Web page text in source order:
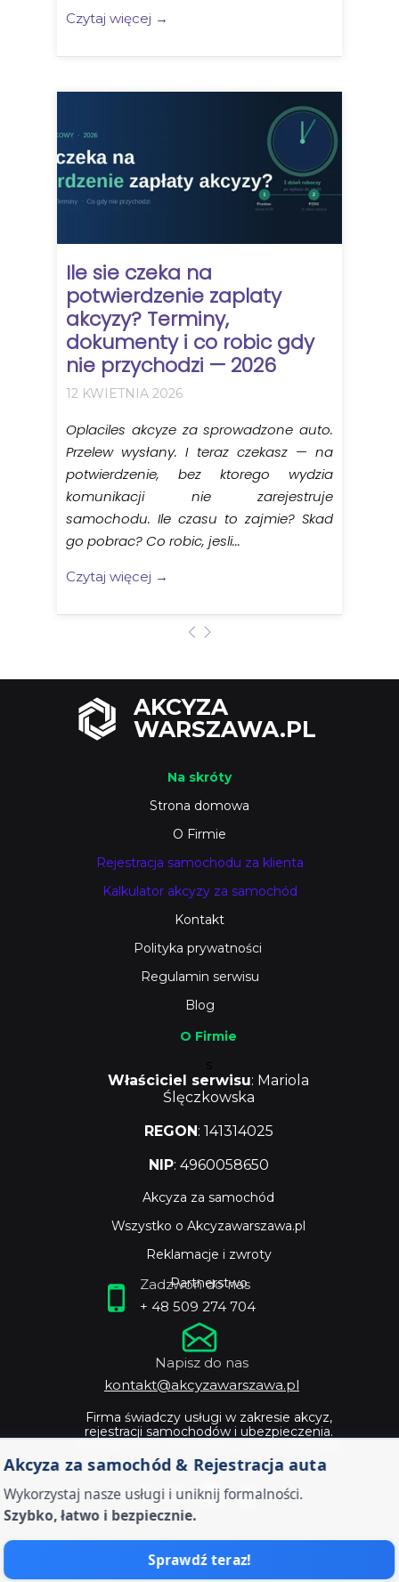
Akcyza za samochód & Rejestracja auta
Wykorzystaj nasze usługi i uniknij formalności.
Szybko, łatwo i bezpiecznie.
Sprawdź teraz!
AKCYZA
WARSZAWA.PL
Firma świadczy usługi w zakresie akcyz,
rejestracji samochodów i ubezpieczenia.
Zadzwoń do nas
+ 48 509 274 704
Napisz do nas
kontakt@akcyzawarszawa.pl
Zostaw dokumenty od twojego auta ekspertom -
O Firmie
Właściciel serwisu: Mariola
Ślęczkowska
REGON: 141314025
NIP: 4960058650
Akcyza za samochód
Wszystko o Akcyzawarszawa.pl
Reklamacje i zwroty
Partnerstwo
Na skróty
Strona domowa
O Firmie
Rejestracja samochodu za klienta
Kalkulator akcyzy za samochód
Kontakt
Polityka prywatności
Regulamin serwisu
Blog
Czytaj więcej →
Ile sie czeka na
potwierdzenie zaplaty
akcyzy? Terminy,
dokumenty i co robic gdy
nie przychodzi — 2026
12 KWIETNIA 2026
Oplaciles akcyze za sprowadzone auto.
Przelew wysłany. I teraz czekasz — na
potwierdzenie, bez ktorego wydzia
komunikacji nie zarejestruje
samochodu. Ile czasu to zajmie? Skad
go pobrac? Co robic, jesli...
Czytaj więcej →